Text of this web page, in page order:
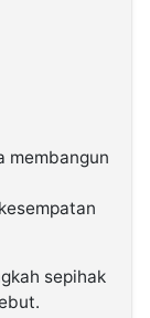
membangun
sepihak